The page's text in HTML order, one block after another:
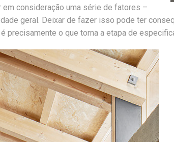
consideração uma série de fatores –
geral. Deixar de fazer isso pode ter
o que torna a etapa de